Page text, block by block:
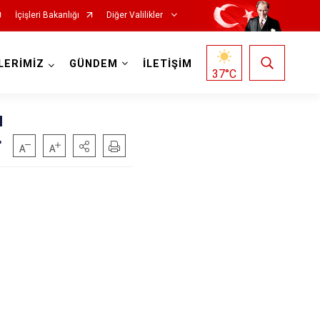
İçişleri Bakanlığı Diğer Valilikler
GÜNDEM İLETİŞİM
37°C